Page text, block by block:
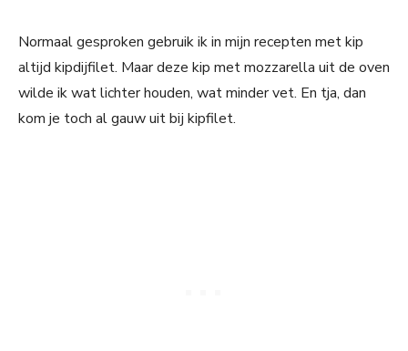
Normaal gesproken gebruik ik in mijn recepten met kip
altijd kipdijfilet. Maar deze kip met mozzarella uit de oven
wilde ik wat lichter houden, wat minder vet. En tja, dan
kom je toch al gauw uit bij kipfilet.